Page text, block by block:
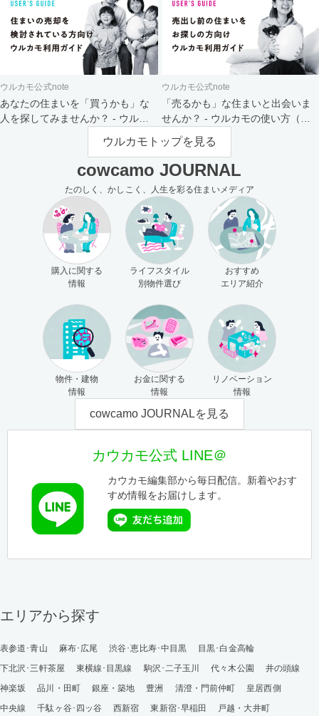
ウルカモ公式note
あなたの住まいを「買うかも」な
人を探してみませんか？ - ウルカ
ウルカモ公式note
「売るかも」な住まいと出会いま
せんか？ - ウルカモの使い方（買
主さま向け）
ウルカモトップを見る
cowcamo JOURNAL
たのしく、かしこく、人生を彩る住まいメディア
購入に関する
情報
ライフスタイル
別物件選び
おすすめ
エリア紹介
物件・建物
情報
お金に関する
情報
リノベーション
情報
cowcamo JOURNALを見る
カウカモ公式 LINE＠
カウカモ編集部から毎日配信。新着やおす
すめ情報をお届けします。
エリアから探す
表参道･青山 麻布･広尾 渋谷･恵比寿･中目黒
目黒･白金高輪
下北沢･三軒茶屋
東横線･目黒線 駒沢･二子玉川 代々木公園
井の頭線
神楽坂
品川・田町 銀座・築地 豊洲 清澄・門前仲町
皇居西側
中央線
千駄ヶ谷･四ッ谷 西新宿 東新宿･早稲田
戸越・大井町